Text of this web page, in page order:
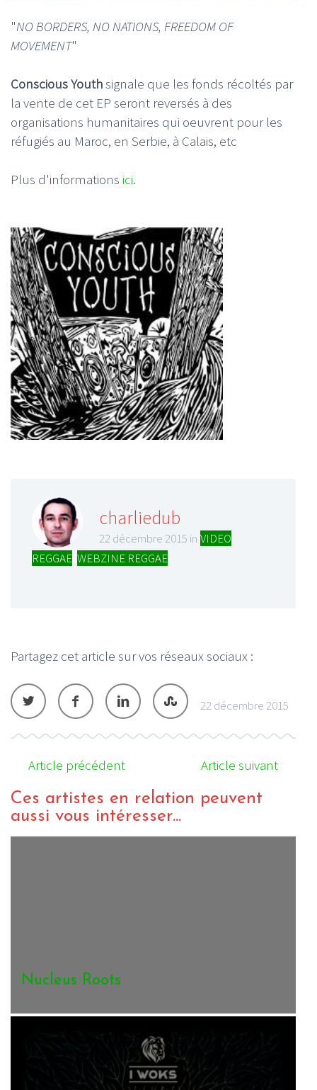
"NO BORDERS, NO NATIONS, FREEDOM OF
MOVEMENT"
Conscious Youthsignale que les fonds récoltés par
la vente de cet EP seront reversés à des
organisations humanitaires qui oeuvrent pour les
réfugiés au Maroc, en Serbie, à Calais, etc
Plus d'informations ici.
charliedub
22 décembre 2015 in VIDEO
REGGAE WEBZINE REGGAE
Partagez cet article sur vos réseaux sociaux :
22 décembre 2015
Article précédent Article suivant
Ces artistes en relation peuvent
aussi vous intéresser...
Nucleus Roots